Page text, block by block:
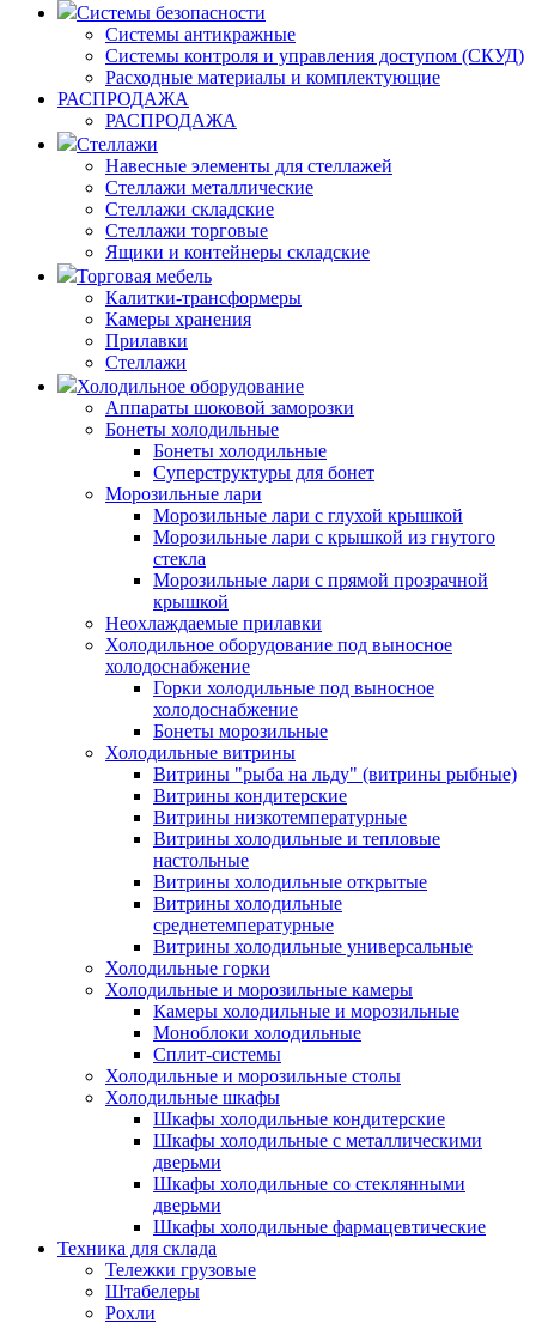
Системы безопасности
Системы антикражные
Системы контроля и управления доступом (СКУД)
Расходные материалы и комплектующие
РАСПРОДАЖА
РАСПРОДАЖА
Стеллажи
Навесные элементы для стеллажей
Стеллажи металлические
Стеллажи складские
Стеллажи торговые
Ящики и контейнеры складские
Торговая мебель
Калитки-трансформеры
Камеры хранения
Прилавки
Стеллажи
Холодильное оборудование
Аппараты шоковой заморозки
Бонеты холодильные
Бонеты холодильные
Суперструктуры для бонет
Морозильные лари
Морозильные лари с глухой крышкой
Морозильные лари с крышкой из гнутого
стекла
Морозильные лари с прямой прозрачной
крышкой
Неохлаждаемые прилавки
Холодильное оборудование под выносное
холодоснабжение
Горки холодильные под выносное
холодоснабжение
Бонеты морозильные
Холодильные витрины
Витрины "рыба на льду" (витрины рыбные)
Витрины кондитерские
Витрины низкотемпературные
Витрины холодильные и тепловые
настольные
Витрины холодильные открытые
Витрины холодильные
среднетемпературные
Витрины холодильные универсальные
Холодильные горки
Холодильные и морозильные камеры
Камеры холодильные и морозильные
Моноблоки холодильные
Сплит-системы
Холодильные и морозильные столы
Холодильные шкафы
Шкафы холодильные кондитерские
Шкафы холодильные с металлическими
дверьми
Шкафы холодильные со стеклянными
дверьми
Шкафы холодильные фармацевтические
Техника для склада
Тележки грузовые
Штабелеры
Рохли